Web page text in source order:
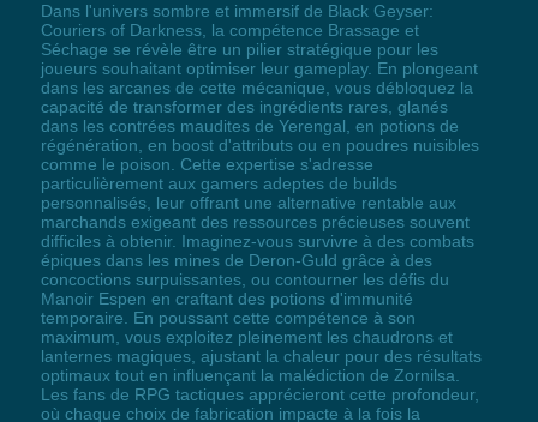
Dans l'univers sombre et immersif de Black Geyser:
Couriers of Darkness, la compétence Brassage et
Séchage se révèle être un pilier stratégique pour les
joueurs souhaitant optimiser leur gameplay. En plongeant
dans les arcanes de cette mécanique, vous débloquez la
capacité de transformer des ingrédients rares, glanés
dans les contrées maudites de Yerengal, en potions de
régénération, en boost d'attributs ou en poudres nuisibles
comme le poison. Cette expertise s'adresse
particulièrement aux gamers adeptes de builds
personnalisés, leur offrant une alternative rentable aux
marchands exigeant des ressources précieuses souvent
difficiles à obtenir. Imaginez-vous survivre à des combats
épiques dans les mines de Deron-Guld grâce à des
concoctions surpuissantes, ou contourner les défis du
Manoir Espen en craftant des potions d'immunité
temporaire. En poussant cette compétence à son
maximum, vous exploitez pleinement les chaudrons et
lanternes magiques, ajustant la chaleur pour des résultats
optimaux tout en influençant la malédiction de Zornilsa.
Les fans de RPG tactiques apprécieront cette profondeur,
où chaque choix de fabrication impacte à la fois la